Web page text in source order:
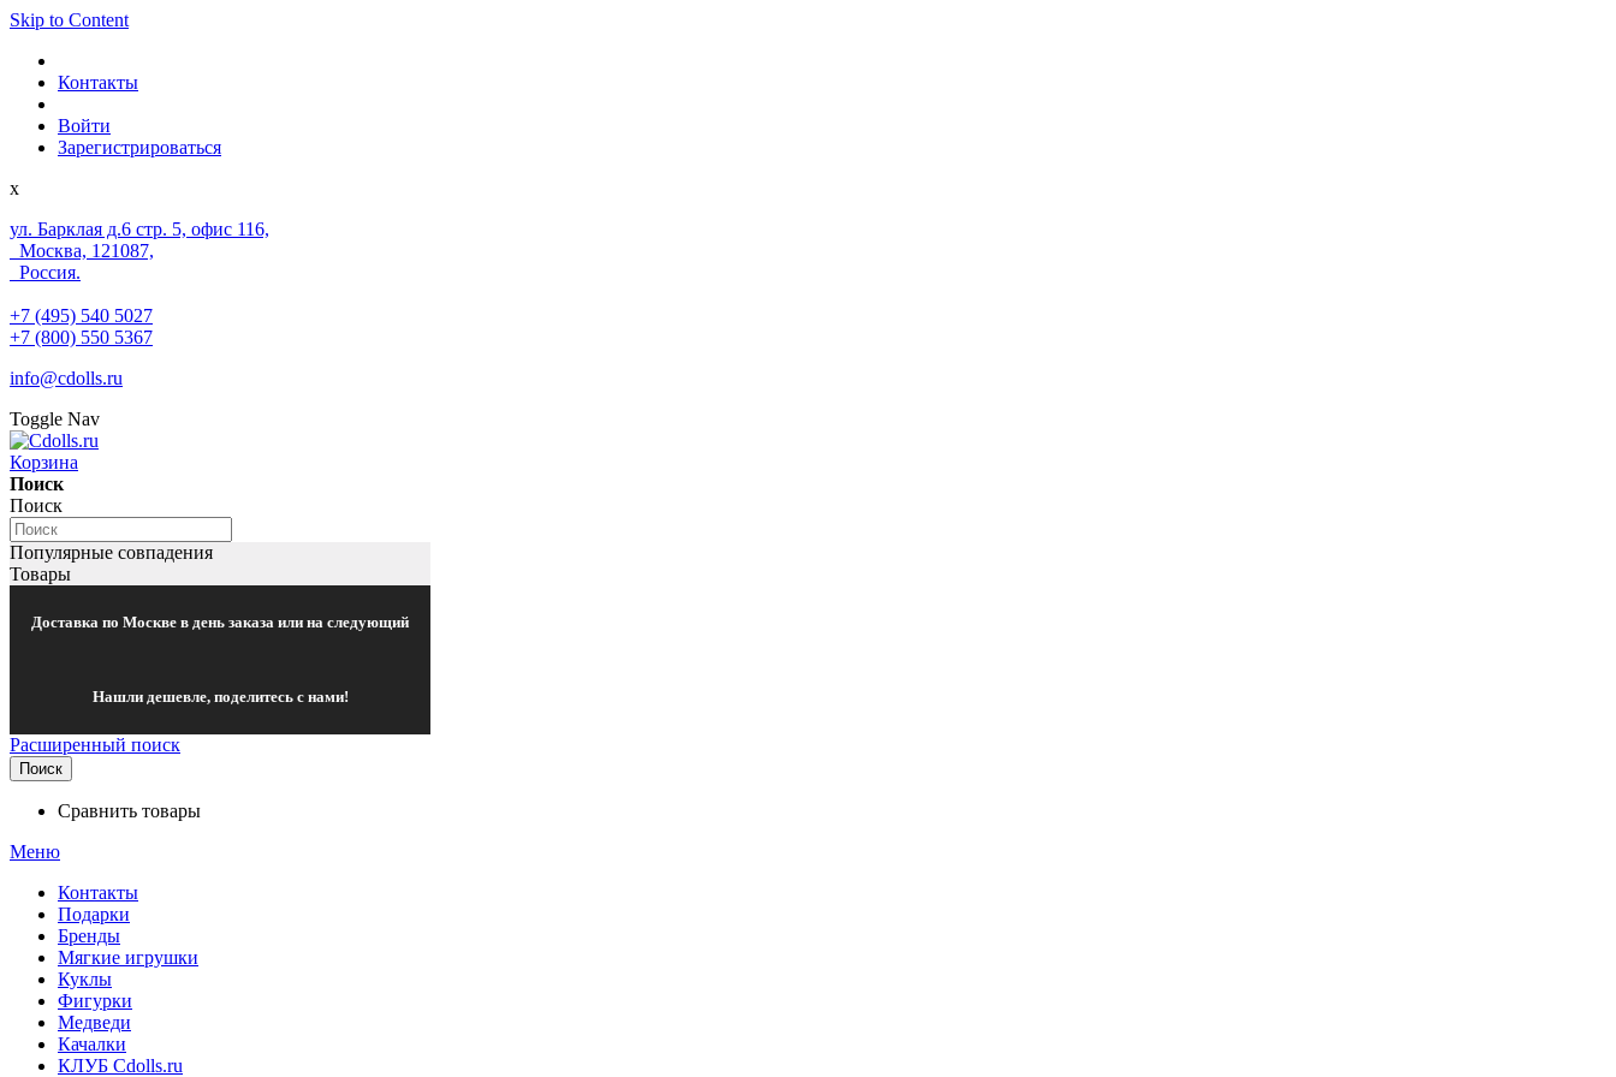
Skip to Content
Контакты
Войти
Зарегистрироваться
x
ул. Барклая д.6 стр. 5, офис 116,
Москва, 121087,
Россия.
+7 (495) 540 5027
+7 (800) 550 5367
info@cdolls.ru
Toggle Nav
Корзина
Поиск
Поиск
Популярные совпадения
Товары
Доставка по Москве в день заказа или на следующий
Нашли дешевле, поделитесь с нами!
Расширенный поиск
Поиск
Сравнить товары
Меню
Контакты
Подарки
Бренды
Мягкие игрушки
Куклы
Фигурки
Медведи
Качалки
КЛУБ Cdolls.ru